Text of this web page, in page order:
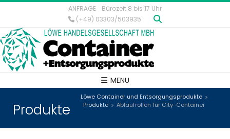
ANFRAGE
Bürozeit 8 bis 17 Uhr
(+49) 03303/503935
MENU
Produkte
Löwe Container und Entsorgungsprodukte >
Produkte > Ablaufrollen für City-Container